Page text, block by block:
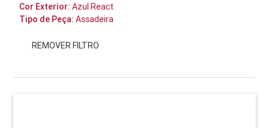
Cor Exterior: Azul React.
Tipo de Peça: Assadeira
REMOVER FILTRO